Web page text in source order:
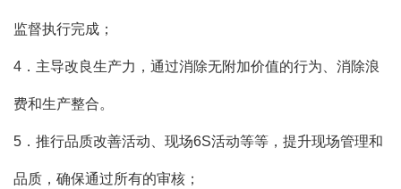
监督执行完成；
4．主导改良生产力，通过消除无附加价值的行为、消除浪
费和生产整合。
5．推行品质改善活动、现场6S活动等等，提升现场管理和
品质，确保通过所有的审核；